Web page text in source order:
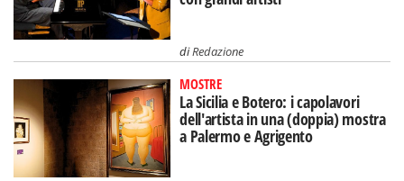
diRedazione
MOSTRE
La Sicilia e Botero: i capolavori
dell'artista in una (doppia) mostra
a Palermo e Agrigento